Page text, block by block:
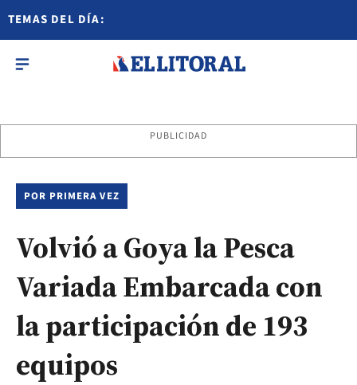
TEMAS DEL DÍA:
PUBLICIDAD
POR PRIMERA VEZ
Volvió a Goya la Pesca
Variada Embarcada con
la participación de 193
equipos